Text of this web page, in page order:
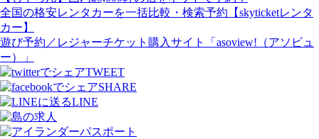
全国の格安レンタカーを一括比較・検索予約【skyticketレンタ
カー】
遊び予約／レジャーチケット購入サイト「asoview!（アソビュ
ー）」
TWEET
SHARE
LINE